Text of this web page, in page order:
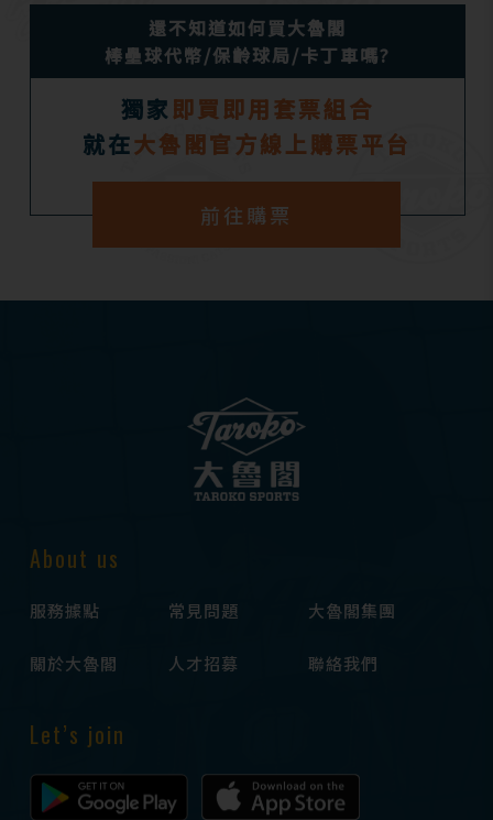
還不知道如何買大魯閣
棒壘球代幣/保齡球局/卡丁車嗎?
獨家 即買即用套票組合
就在大魯閣官方線上購票平台
前往購票
About us
服務據點 常見問題 大魯閣集團
關於大魯閣 人才招募 聯絡我們
Let’s join